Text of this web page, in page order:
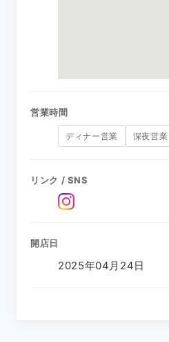
営業時間
ディナー営業 深夜営業
リンク / SNS
開店日
2025年04月24日